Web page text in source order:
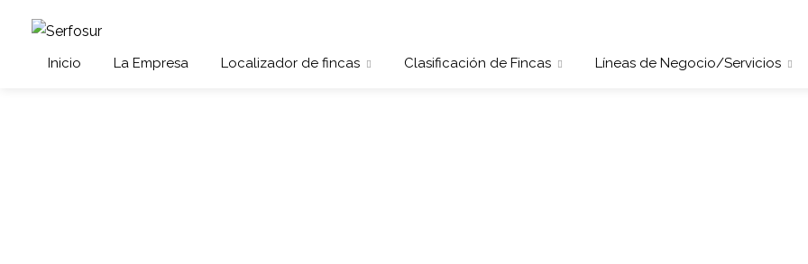
Inicio La Empresa Localizador de fincas Clasificación de Fincas Líneas de Negocio/Servicios